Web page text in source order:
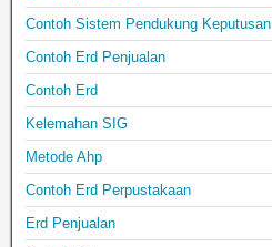
Contoh Sistem Pendukung Keputusan
Contoh Erd Penjualan
Contoh Erd
Kelemahan SIG
Metode Ahp
Contoh Erd Perpustakaan
Erd Penjualan